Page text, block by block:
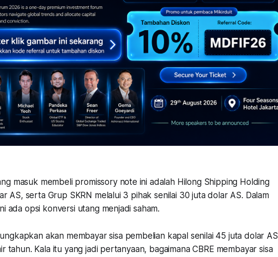
masuk membeli promissory note ini adalah Hilong Shipping Holding
AS, serta Grup SKRN melalui 3 pihak senilai 30 juta dolar AS. Dalam
ada opsi konversi utang menjadi saham.
akan membayar sisa pembelian kapal senilai 45 juta dolar AS
tahun. Kala itu yang jadi pertanyaan, bagaimana CBRE membayar sisa